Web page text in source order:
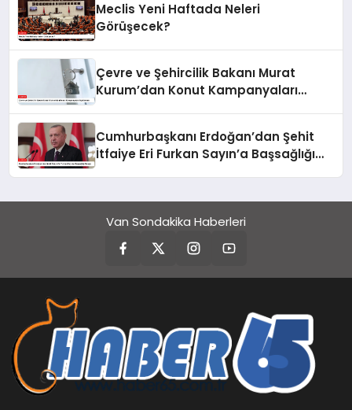
Meclis Yeni Haftada Neleri
Görüşecek?
Çevre ve Şehircilik Bakanı Murat
Kurum’dan Konut Kampanyaları
Cumhurbaşkanı Erdoğan’dan Şehit
İtfaiye Eri Furkan Sayın’a Başsağlığı
Van Sondakika Haberleri